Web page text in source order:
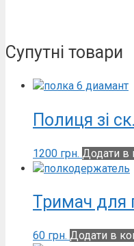
Супутні товари
Полиця зі
1200 грн. Додати в
Тримач для
60 грн. Додати в